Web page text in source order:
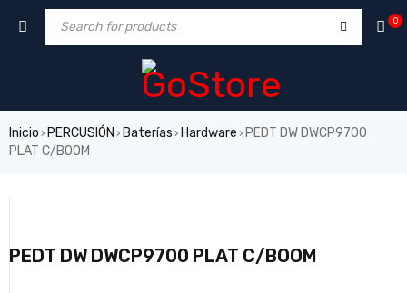
0
Inicio › PERCUSIÓN › Baterías › Hardware › PEDT DW DWCP9700
PLAT C/BOOM
PEDT DW DWCP9700 PLAT C/BOOM